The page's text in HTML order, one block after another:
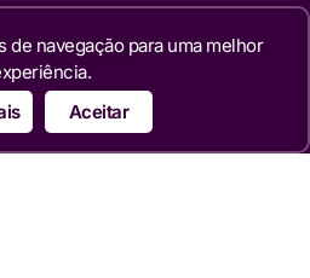
de navegação para uma melhor
Aceitar